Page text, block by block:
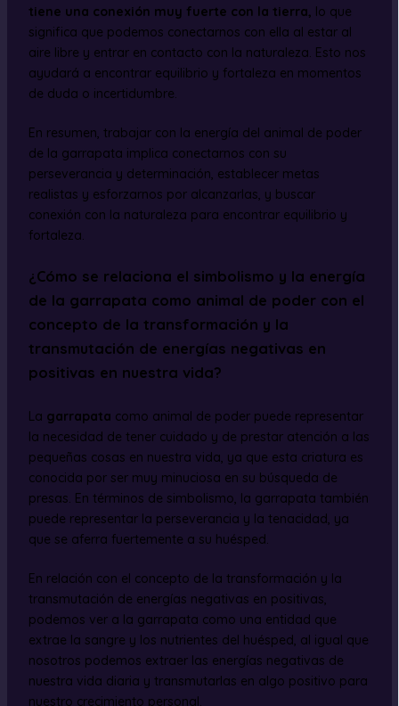
tiene una conexión muy fuerte con la tierra, lo que
significa que podemos conectarnos con ella al estar al
aire libre y entrar en contacto con la naturaleza. Esto nos
ayudará a encontrar equilibrio y fortaleza en momentos
de duda o incertidumbre.
En resumen, trabajar con la energía del animal de poder
de la garrapata implica conectarnos con su
perseverancia y determinación, establecer metas
realistas y esforzarnos por alcanzarlas, y buscar
conexión con la naturaleza para encontrar equilibrio y
fortaleza.
¿Cómo se relaciona el simbolismo y la energía
de la garrapata como animal de poder con el
concepto de la transformación y la
transmutación de energías negativas en
positivas en nuestra vida?
La garrapata como animal de poder puede representar
la necesidad de tener cuidado y de prestar atención a las
pequeñas cosas en nuestra vida, ya que esta criatura es
conocida por ser muy minuciosa en su búsqueda de
presas. En términos de simbolismo, la garrapata también
puede representar la perseverancia y la tenacidad, ya
que se aferra fuertemente a su huésped.
En relación con el concepto de la transformación y la
transmutación de energías negativas en positivas,
podemos ver a la garrapata como una entidad que
extrae la sangre y los nutrientes del huésped, al igual que
nosotros podemos extraer las energías negativas de
nuestra vida diaria y transmutarlas en algo positivo para
nuestro crecimiento personal.